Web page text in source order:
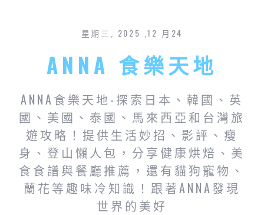
星期三, 2025 ,12 月24
ANNA 食樂天地
ANNA食樂天地-探索日本、韓國、英
國、美國、泰國、馬來西亞和台灣旅
遊攻略！提供生活妙招、影評、瘦
身、登山懶人包，分享健康烘焙、美
食食譜與餐廳推薦，還有貓狗寵物、
蘭花等趣味冷知識！跟著ANNA發現
世界的美好